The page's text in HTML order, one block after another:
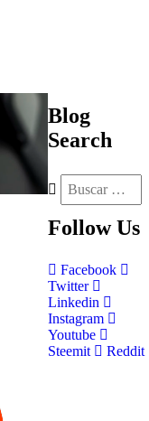
Blog
Search
Follow Us
Facebook
Twitter
Linkedin
Instagram
Youtube
Steemit
Reddit